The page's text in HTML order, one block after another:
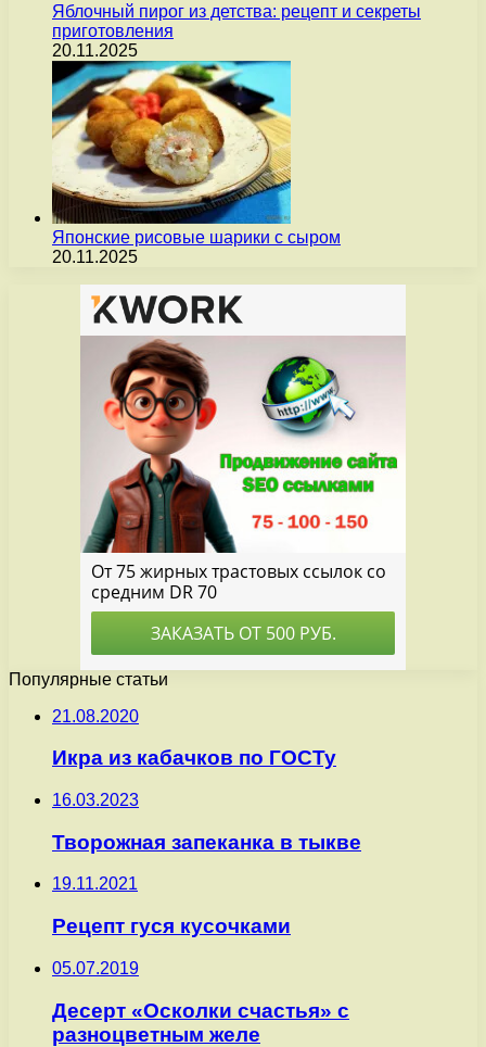
Яблочный пирог из детства: рецепт и секреты
приготовления
20.11.2025
Японские рисовые шарики с сыром
20.11.2025
Популярные статьи
21.08.2020
Икра из кабачков по ГОСТу
16.03.2023
Творожная запеканка в тыкве
19.11.2021
Рецепт гуся кусочками
05.07.2019
Десерт «Осколки счастья» с
разноцветным желе